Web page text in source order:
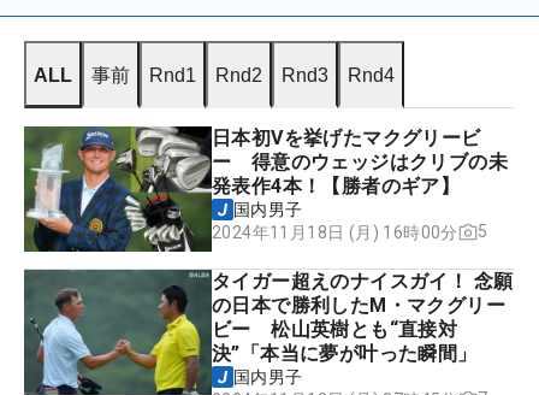
ALL 事前 Rnd1 Rnd2 Rnd3 Rnd4
日本初Vを挙げたマクグリービ
ー 得意のウェッジはクリブの未
発表作4本！【勝者のギア】
国内男子
2024年11月18日 (月) 16時00分
5
タイガー超えのナイスガイ！ 念願
の日本で勝利したM・マクグリー
ビー 松山英樹とも“直接対
決”「本当に夢が叶った瞬間」
国内男子